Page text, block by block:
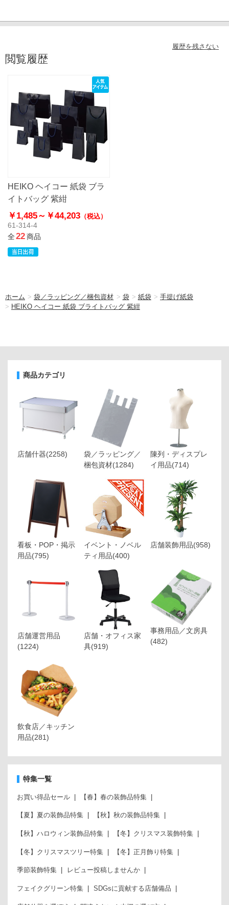
履歴を残さない
閲覧履歴
HEIKO ヘイコー 紙袋 ブラ
イトバッグ 紫紺
￥1,485～ ￥44,203 （税込）
61-314-4
全22商品
ホーム >袋／ラッピング／梱包資材 > 袋 > 紙袋 > 手提げ紙袋
> HEIKO ヘイコー 紙袋 ブライトバッグ 紫紺
商品カテゴリ
店舗什器(2258)
袋／ラッピング／
梱包資材(1284)
陳列・ディスプレ
イ用品(714)
看板・POP・掲示
用品(795)
イベント・ノベル
ティ用品(400)
店舗装飾用品(958)
店舗運営用品
(1224)
店舗・オフィス家
具(919)
事務用品／文房具
(482)
飲食店／キッチン
用品(281)
特集一覧
お買い得品セール 【春】春の装飾品特集
【夏】夏の装飾品特集 【秋】秋の装飾品特集
【秋】ハロウィン装飾品特集 【冬】クリスマス装飾特集
【冬】クリスマスツリー特集 【冬】正月飾り特集
季節装飾特集 レビュー投稿しませんか
フェイクグリーン特集 SDGsに貢献する店舗備品